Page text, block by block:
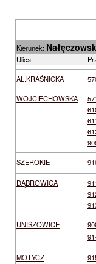
Kierunek:
Ulica:
AL.KRAŚNICKA
WOJCIECHOWSKA
SZEROKIE
DĄBROWICA
UNISZOWICE
MOTYCZ